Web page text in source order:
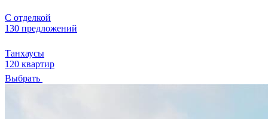
С отделкой
130 предложений
Танхаусы
120 квартир
Выбрать